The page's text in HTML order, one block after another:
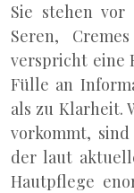
Sie stehen vor
Seren,
verspricht eine
Fülle an
als zu Klarheit.
vorkommt,
der laut
Hautpflege